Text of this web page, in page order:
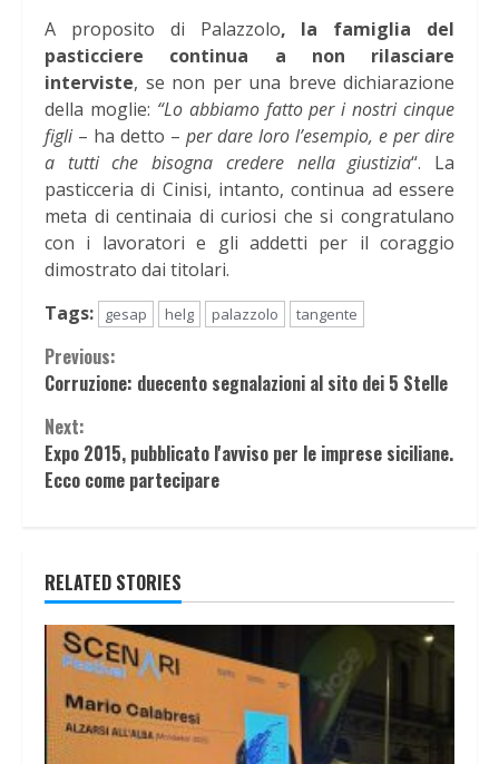
A proposito di Palazzolo, la famiglia del
pasticciere continua a non rilasciare
interviste, se non per una breve dichiarazione
della moglie: “Lo abbiamo fatto per i nostri cinque
figli– ha detto – per dare loro l’esempio, e per dire
a tutti che bisogna credere nella giustizia“. La
pasticceria di Cinisi, intanto, continua ad essere
meta di centinaia di curiosi che si congratulano
con i lavoratori e gli addetti per il coraggio
dimostrato dai titolari.
Tags:
gesap helg palazzolo tangente
Continue
Reading
Previous:
Corruzione: duecento segnalazioni al sito dei 5 Stelle
Next:
Expo 2015, pubblicato l'avviso per le imprese siciliane.
Ecco come partecipare
RELATED STORIES